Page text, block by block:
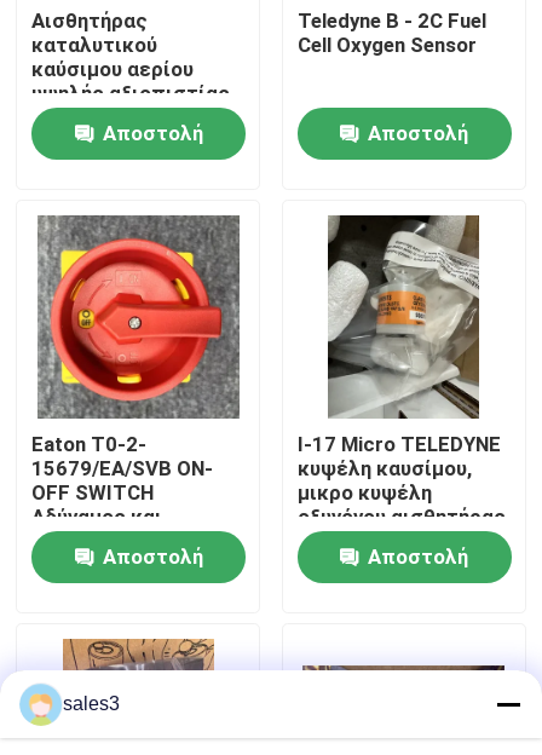
Σπίτι
Προϊόντα
Επισκεψή εργοστασίου
Επικοινωνήστε μαζί μας
Ειδήσεις
Ζητήστε μια προσφορά
News
Προϊόντα ALLEN BRADLEY PLC
ΠΕΡΠΕΡΛΙΚΗ ΦΟΥΚΗ Απομονωμένο φράγμα
Αισθητήρας
καταλυτικού
καύσιμου αερίου
υψηλής αξιοπιστίας
Teledyne 965-
525420-100Αποστολή
Teledyne B - 2C Fuel
Cell Oxygen Sensor
Αποστολή
Eaton T0-2-
15679/EA/SVB ON-
OFF SWITCH
Αδύναμος και
συμπαγής διακόπτης
Αποστολή
I-17 Micro TELEDYNE
κυψέλη καυσίμου,
μικρο κυψέλη
οξυγόνου αισθητήρας
Αποστολή
sales3